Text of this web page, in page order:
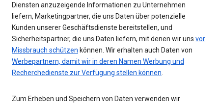
Diensten anzuzeigende Informationen zu Unternehmen
liefern, Marketingpartner, die uns Daten über potenzielle
Kunden unserer Geschäftsdienste bereitstellen, und
Sicherheitspartner, die uns Daten liefern, mit denen wir uns vor
Missbrauch schützen können. Wir erhalten auch Daten von
Werbepartnern, damit wir in deren Namen Werbung und
Recherchedienste zur Verfügung stellen können.
Zum Erheben und Speichern von Daten verwenden wir